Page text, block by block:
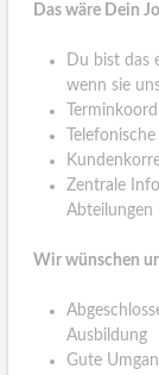
Das wäre Dein
Du bist das
wenn sie
Zentrale
Abteilungen
Wir wünschen
Ausbildung
Gute